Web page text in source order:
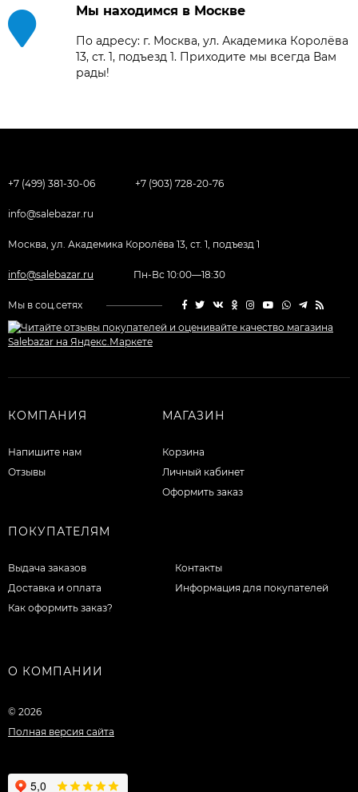
Мы находимся в Москве
По адресу: г. Москва, ул. Академика Королёва
13, ст. 1, подъезд 1. Приходите мы всегда Вам
рады!
+7 (499) 381-30-06 +7 (903) 728-20-76
info@salebazar.ru
Москва, ул. Академика Королёва 13, ст. 1, подъезд 1
info@salebazar.ru Пн-Вс 10:00—18:30
Мы в соц.сетях
КОМПАНИЯ
Напишите нам
Отзывы
МАГАЗИН
Корзина
Личный кабинет
Оформить заказ
ПОКУПАТЕЛЯМ
Выдача заказов
Доставка и оплата
Как оформить заказ?
Контакты
Информация для покупателей
О КОМПАНИИ
© 2026
Полная версия сайта